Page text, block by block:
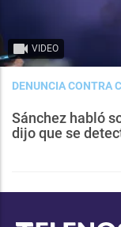
VIDEO
DENUNCIA CONTRA
Sánchez habló
dijo que se